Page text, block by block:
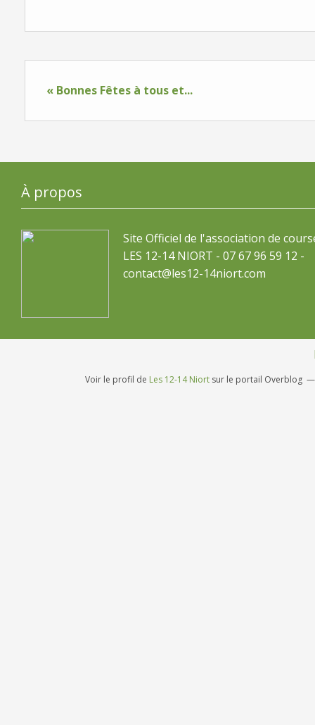
« Bonnes Fêtes à tous et...
À propos
Site Officiel de l'association de
LES 12-14 NIORT - 07 67 96 59 12 -
contact@les12-14niort.com
Voir le profil de Les 12-14 Niort sur le portail Overblog